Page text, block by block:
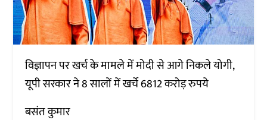
विज्ञापन पर खर्च के मामले में मोदी से आगे निकले योगी,
यूपी सरकार ने 8 सालों में खर्चे 6812 करोड़ रुपये
बसंत कुमार